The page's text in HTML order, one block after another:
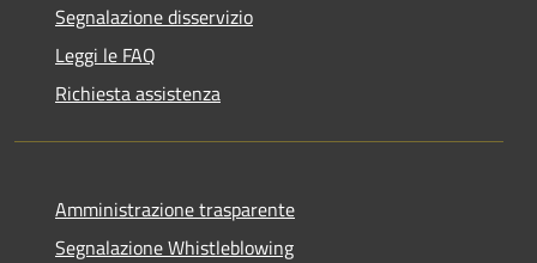
Segnalazione disservizio
Leggi le FAQ
Richiesta assistenza
Amministrazione trasparente
Segnalazione Whistleblowing